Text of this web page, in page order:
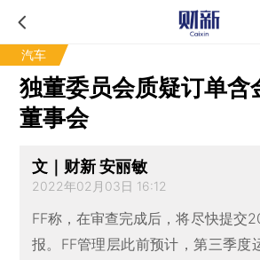
汽车
独董委员会质疑订单含
董事会
文｜财新 安丽敏
2022年02月03日 16:12
FF称，在审查完成后，将尽快提交
报。FF管理层此前预计，第三季度